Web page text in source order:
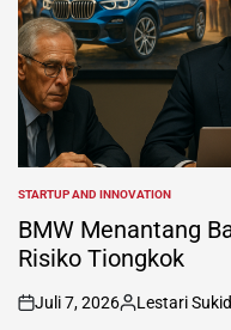
POSTED
IN
STARTUP AND INNOVATION
BMW Menantang
Risiko Tiongkok
on
Juli 7, 2026
Posted
Lestari